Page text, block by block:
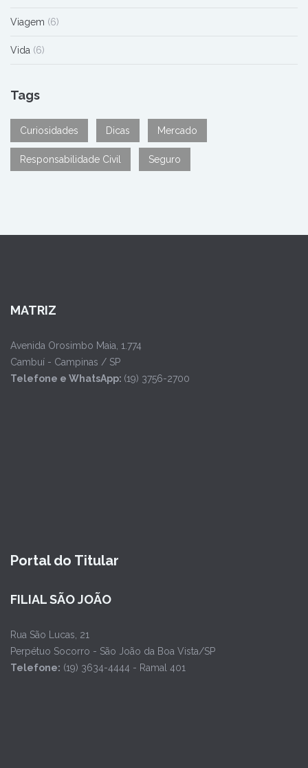
Viagem (6)
Vida (6)
Tags
Curiosidades Dicas Mercado
Responsabilidade Civil Seguro
MATRIZ
Avenida Orosimbo Maia, 1.774
Cambuí - Campinas / SP
Telefone e WhatsApp: (19) 3756-2700
Portal do Titular
FILIAL SÃO JOÃO
Rua São Lucas, 21
Perpétuo Socorro - São João da Boa Vista/SP
Telefone: (19) 3634-4444 - Ramal 401